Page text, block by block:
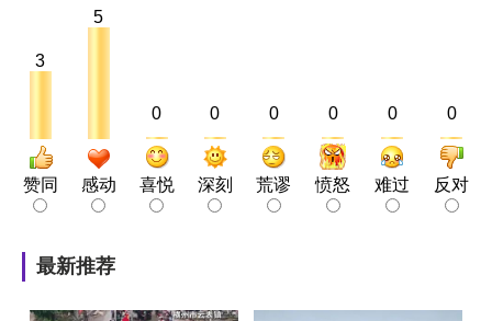
3
赞同
5
感动
0
喜悦
0
深刻
0
荒谬
0
愤怒
0
难过
0
反对
最新推荐